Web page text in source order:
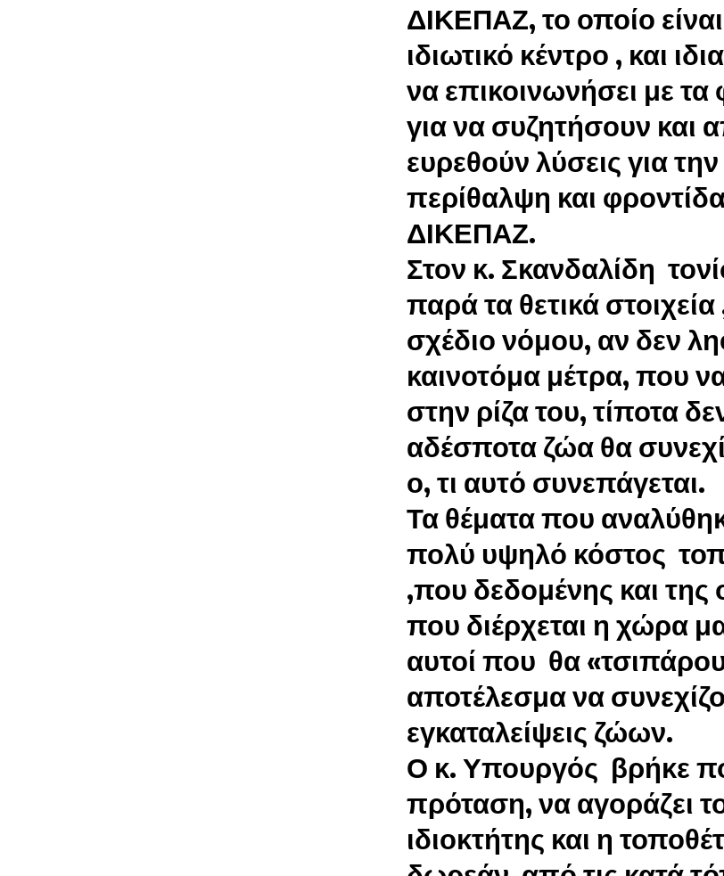
ΔΙΚΕΠΑΖ, το οποίο
ιδιωτικό κέντρο , και
να επικοινωνήσει με
για να συζητήσουν και
ευρεθούν λύσεις για
περίθαλψη και
ΔΙΚΕΠΑΖ.
Στον κ. Σκανδαλίδη
παρά τα θετικά
σχέδιο νόμου, αν δεν
καινοτόμα μέτρα, που
στην ρίζα του, τίποτα
αδέσποτα ζώα θα
ο, τι αυτό συνεπάγεται.
Τα θέματα που
πολύ υψηλό κόστος
,που δεδομένης και της
που διέρχεται η χώρα
αυτοί που θα
αποτέλεσμα να
εγκαταλείψεις ζώων.
Ο κ. Υπουργός βρήκε
πρόταση, να αγοράζει
ιδιοκτήτης και η